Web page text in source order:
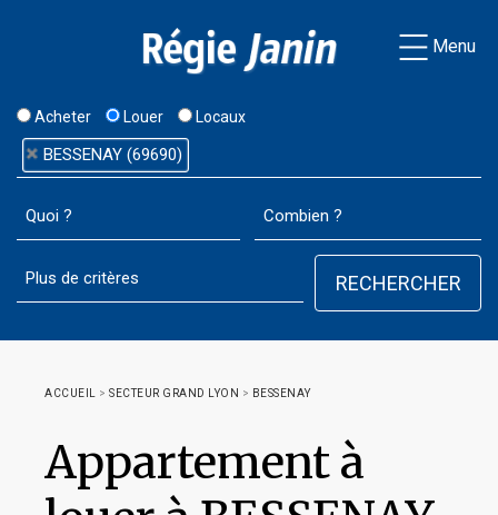
Menu
Acheter Louer Locaux
BESSENAY (69690)
ACCUEIL > SECTEUR GRAND LYON > BESSENAY
Appartement à